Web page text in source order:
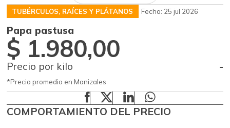
TUBÉRCULOS, RAÍCES Y PLÁTANOS Fecha: 25 jul 2026
Papa pastusa
$ 1.980,00
Precio por kilo -
*Precio promedio en Manizales
COMPORTAMIENTO DEL PRECIO